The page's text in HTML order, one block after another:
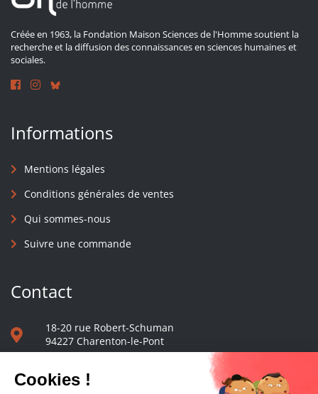
Créée en 1963, la Fondation Maison Sciences de l'Homme soutient la
recherche et la diffusion des connaissances en sciences humaines et
sociales.
Informations
Mentions légales
Conditions générales de ventes
Qui sommes-nous
Suivre une commande
Contact
18-20 rue Robert-Schuman
94227 Charenton-le-Pont